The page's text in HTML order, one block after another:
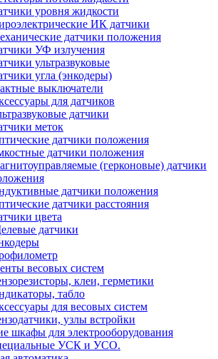
уровня жидкости
ИК датчики
датчики положения
УФ излучения
ультразвуковые
угла (энкодеры)
выключатели
для датчиков
датчики
меток
датчики положения
датчики положения
(герконовые) датчики
датчики положения
датчики расстояния
цвета
датчики
весовых систем
клеи, герметики
табло
для весовых систем
узлы встройки
шкафы для электрооборудования
УСК и УСО.